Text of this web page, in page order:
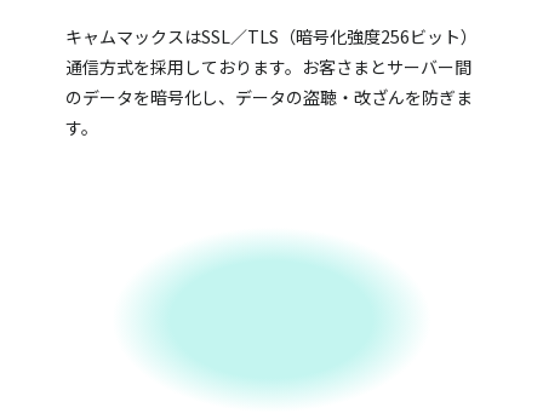
キャムマックスはSSL／TLS（暗号化強度256ビット）
通信方式を採用しております。お客さまとサーバー間
のデータを暗号化し、データの盗聴・改ざんを防ぎま
す。